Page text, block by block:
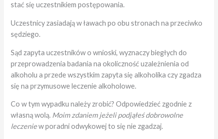
stać się uczestnikiem postępowania.
Uczestnicy zasiadają w ławach po obu stronach na przeciwko
sędziego.
Sąd zapyta uczestników o wnioski, wyznaczy biegłych do
przeprowadzenia badania na okoliczność uzależnienia od
alkoholu a przede wszystkim zapyta się alkoholika czy zgadza
się na przymusowe leczenie alkoholowe.
Co w tym wypadku należy zrobić? Odpowiedzieć zgodnie z
własną wolą. Moim zdaniem jeżeli podjąłeś dobrowolne
leczeniew poradni odwykowej to się nie zgadzaj.